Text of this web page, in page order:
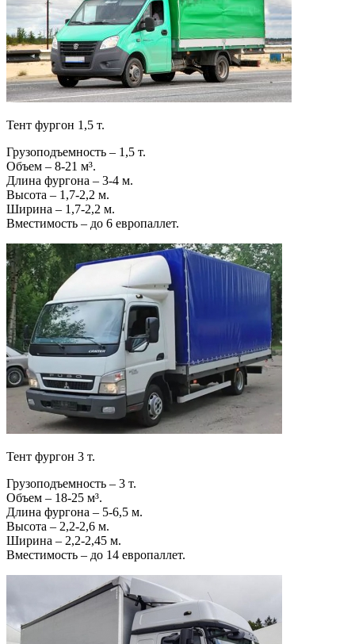
Тент фургон 1,5 т.
Грузоподъемность – 1,5 т.
Объем – 8-21 м³.
Длина фургона – 3-4 м.
Высота – 1,7-2,2 м.
Ширина – 1,7-2,2 м.
Вместимость – до 6 европаллет.
Тент фургон 3 т.
Грузоподъемность – 3 т.
Объем – 18-25 м³.
Длина фургона – 5-6,5 м.
Высота – 2,2-2,6 м.
Ширина – 2,2-2,45 м.
Вместимость – до 14 европаллет.